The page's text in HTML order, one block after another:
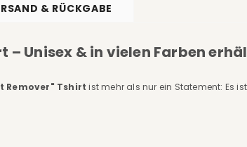
& RÜCKGABE
– Unisex & in vielen Farben
Remover" Tshirtist mehr als nur ein Statement: Es